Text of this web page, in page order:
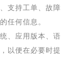
支持工单、故障
任何信息。
、应用版本、语
以便在必要时提